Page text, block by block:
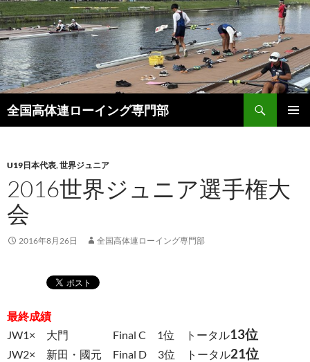
全国高体連ローイング専門部
検
索
ン
ツ
へ
ス
キ
ッ
U19日本代表,世界ジュニア
2016世界ジュニア選手権大
会
2016年8月26日 全国高体連ローイング専門部
最終成績
JW1× 大門 Final C 1位 トータル13位
JW2× 新田・國元 Final D 3位 トータル21位